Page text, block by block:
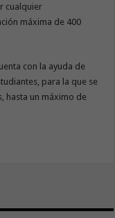
cualquier
máxima de 400
con la ayuda de
para la que se
hasta un máximo de